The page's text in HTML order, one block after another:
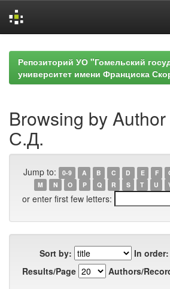
navigationРепозиторий УО "Гомельский
университет имени Франциска
Browsing by
С.Д.
Jump to: 0-9 A B C D E F
M
N O P Q R S T U
or enter first few letters:
Sort by:
In order:
Results/Page
Authors/